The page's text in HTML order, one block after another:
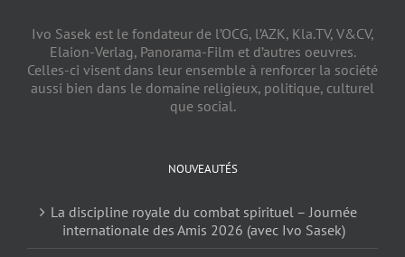
Ivo Sasek est le fondateur de l’OCG, l’AZK, Kla.TV, V&CV,
Elaion-Verlag, Panorama-Film et d’autres oeuvres.
Celles-ci visent dans leur ensemble à renforcer la société
aussi bien dans le domaine religieux, politique, culturel
que social.
NOUVEAUTÉS
La discipline royale du combat spirituel – Journée
internationale des Amis 2026 (avec Ivo Sasek)